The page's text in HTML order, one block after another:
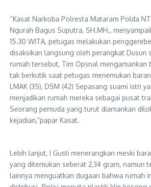
“Kasat Narkoba Polresta Mataram Polda
Ngurah Bagus Suputra, SH.MH.,
15.30 WITA, petugas melakukan
disaksikan langsung oleh perangkat Dusun
rumah tersebut, Tim Opsnal mengamankan
tak berkutik saat petugas menemukan
LMAK (35), DSM (42) Sepasang suami istri
menjadikan rumah mereka sebagai pusat
Seorang pemuda yang turut diamankan
kejadian,”papar Kasat.
Lebih lanjut, I Gusti menerangkan meski
yang ditemukan seberat 2,34 gram, namun
lainnya menguatkan dugaan bahwa rumah